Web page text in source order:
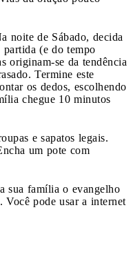
noite de Sábado, decida
partida (e do tempo
originam-se da tendência
Termine este
os dedos, escolhendo
chegue 10 minutos
e sapatos legais.
um pote com
sua família o evangelho
Você pode usar a internet